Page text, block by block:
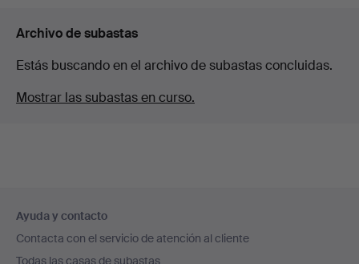
Archivo de subastas
Estás buscando en el archivo de subastas concluidas.
Mostrar las subastas en curso.
en
el
Ayuda y contacto
Contacta con el servicio de atención al cliente
Todas las casas de subastas